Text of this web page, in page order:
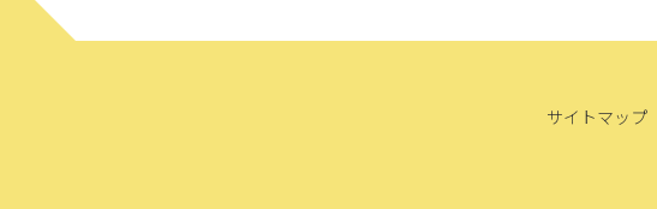
サイトマップ